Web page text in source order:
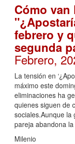
Cómo
febrero y
segunda
Febrero,
La tensión en
máximo este
eliminaciones ha
quienes siguen de
sociales.Aunque la
pareja abandona
Milenio